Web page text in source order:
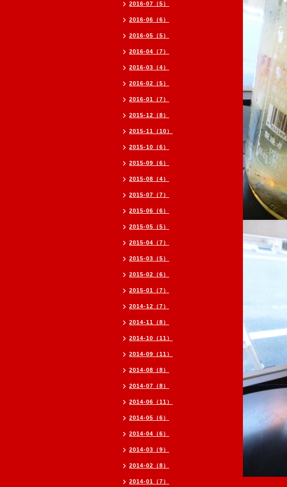
2016-07（5）
2016-06（6）
2016-05（5）
2016-04（7）
2016-03（4）
2016-02（5）
2016-01（7）
2015-12（8）
2015-11（10）
2015-10（6）
2015-09（6）
2015-08（4）
2015-07（7）
2015-06（6）
2015-05（5）
2015-04（7）
2015-03（5）
2015-02（6）
2015-01（7）
2014-12（7）
2014-11（8）
2014-10（11）
2014-09（11）
2014-08（8）
2014-07（8）
2014-06（11）
2014-05（6）
2014-04（6）
2014-03（9）
2014-02（8）
2014-01（7）